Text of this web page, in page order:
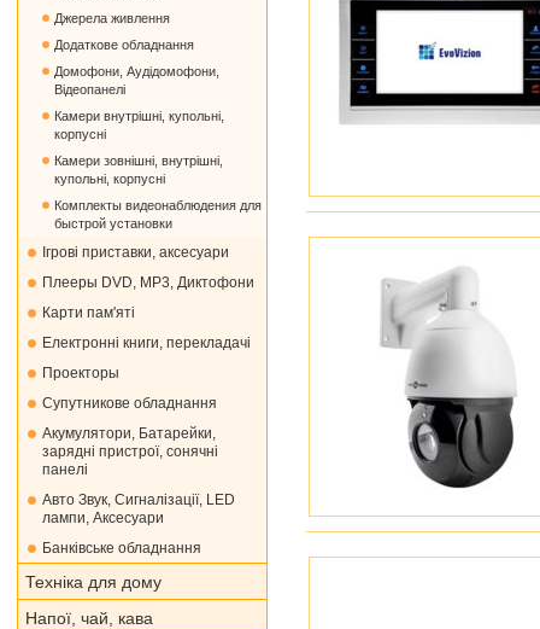
Джерела живлення
Додаткове обладнання
Домофони, Аудідомофони,
Відеопанелі
Камери внутрішні, купольні,
корпусні
Камери зовнішні, внутрішні,
купольні, корпусні
Комплекты видеонаблюдения для
быстрой установки
Ігрові приставки, аксесуари
Плееры DVD, MP3, Диктофони
Карти пам'яті
Електронні книги, перекладачі
Проекторы
Супутникове обладнання
Акумулятори, Батарейки,
зарядні пристрої, сонячні
панелі
Авто Звук, Сигналізації, LED
лампи, Аксесуари
Банківське обладнання
Техніка для дому
Напої, чай, кава